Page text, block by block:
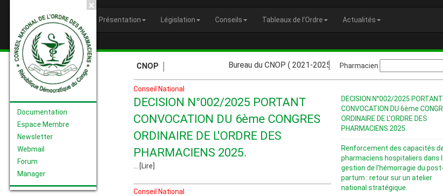
Documentation
Espace Membre
Newsletter
Webmail
Forum
Manager
CNOP
Présentation Législation Conseils Tableaux de l’Ordre Actualités
CNOP Bureau du CNOP ( 2021-2025) : President Glorry PANZU, VP
Pharmacien
Conseil National
DECISION N°002/2025 PORTANT
CONVOCATION DU 6ème CONGRES
ORDINAIRE DE L'ORDRE DES
PHARMACIENS 2025.
... [Lire]
Conseil National
DECISION N°002/2025 PORTANT
CONVOCATION DU 6ème
ORDINAIRE DE L'ORDRE DES
PHARMACIENS 2025.
Renforcement des capacités
pharmaciens hospitaliers dans
gestion de l’hémorragie du post-
partum : retour sur un atelier
national stratégique.